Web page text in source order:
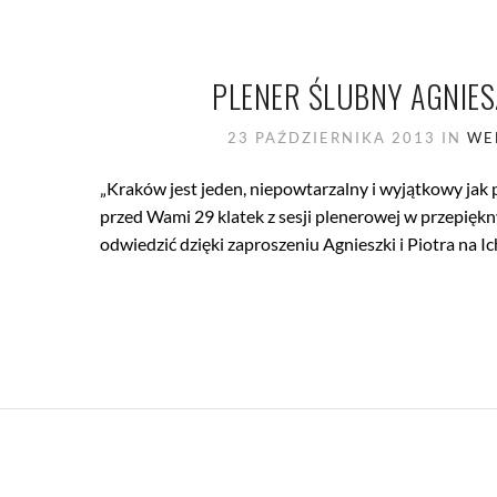
PLENER ŚLUBNY
23 PAŹDZIERNIKA 2013 IN
„Kraków jest jeden, niepowtarzalny i wyjątkowy jak
przed Wami 29 klatek z sesji plenerowej w
odwiedzić dzięki zaproszeniu Agnieszki i Piotra na